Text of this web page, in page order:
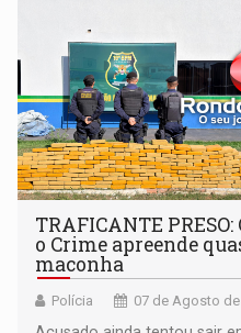
TRAFICANTE
o Crime apreende
maconha
Polícia 07 de Agosto de